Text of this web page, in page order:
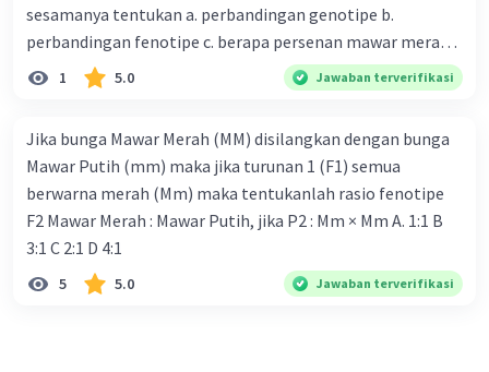
sesamanya tentukan a. perbandingan genotipe b.
perbandingan fenotipe c. berapa persenan mawar merah
d. apabila terdapat 100 tanaman brp jumlah mawar putih
1 5.0 Jawaban terverifikasi
Jika bunga Mawar Merah (MM) disilangkan dengan bunga
Mawar Putih (mm) maka jika turunan 1 (F1) semua
berwarna merah (Mm) maka tentukanlah rasio fenotipe
F2 Mawar Merah : Mawar Putih, jika P2 : Mm × Mm A. 1:1 B
3:1 C 2:1 D 4:1
5 5.0 Jawaban terverifikasi